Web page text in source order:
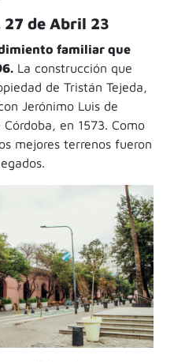
27 de Abril 23
familiar que
La construcción que
de Tristán Tejeda,
Jerónimo Luis de
en 1573. Como
mejores terrenos fueron